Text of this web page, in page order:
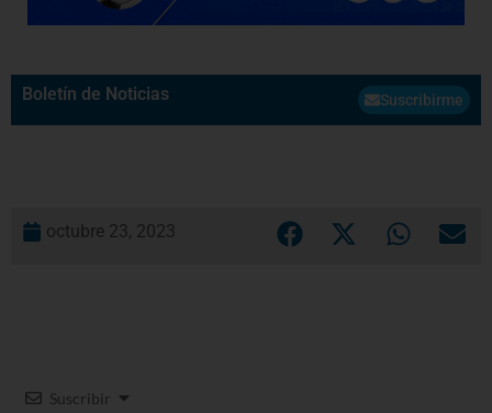
Boletín de Noticias Suscribirme
octubre 23, 2023
Suscribir